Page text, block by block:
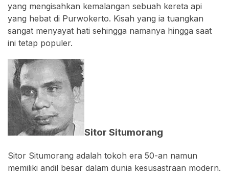
yang mengisahkan kemalangan sebuah kereta api
yang hebat di Purwokerto. Kisah yang ia tuangkan
sangat menyayat hati sehingga namanya hingga saat
ini tetap populer.
Sitor Situmorang
Sitor Situmorang adalah tokoh era 50-an namun
memiliki andil besar dalam dunia kesusastraan modern.